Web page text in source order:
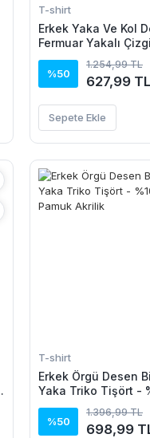
T-shirt
Erkek Yaka Ve Kol
Fermuar Yakalı
Kısa Kollu Triko
%50
1.254,99 TL
627,99 TL
Sepete Ekle
T-shirt
Erkek Örgü Desen
Yaka Triko Tişört -
Pamuk Akrilik
%50
1.396,99 TL
698,99